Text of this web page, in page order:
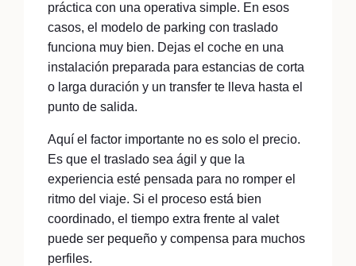
práctica con una operativa simple. En esos
casos, el modelo de parking con traslado
funciona muy bien. Dejas el coche en una
instalación preparada para estancias de corta
o larga duración y un transfer te lleva hasta el
punto de salida.
Aquí el factor importante no es solo el precio.
Es que el traslado sea ágil y que la
experiencia esté pensada para no romper el
ritmo del viaje. Si el proceso está bien
coordinado, el tiempo extra frente al valet
puede ser pequeño y compensa para muchos
perfiles.